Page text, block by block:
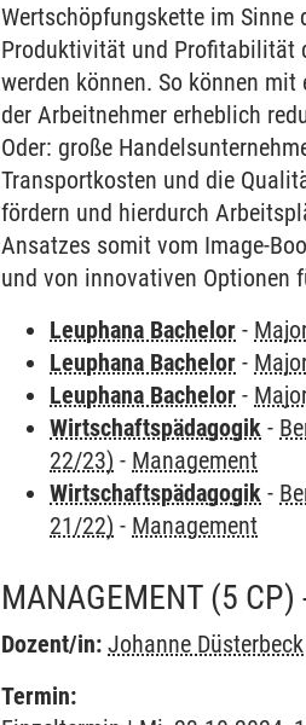
Wertschöpfungskette im Sinne
Produktivität und Profitabilität
werden können. So können
der Arbeitnehmer erheblich
Oder: große
Transportkosten und die
fördern und hierdurch
Ansatzes somit vom Image-
und von innovativen Optionen
Leuphana Bachelor -
Leuphana Bachelor -
Leuphana Bachelor -
Wirtschaftspädagogik -
22/23) - Management
Wirtschaftspädagogik -
21/22) - Management
MANAGEMENT (5
Dozent/in: Johanne Düsterbeck
Termin: